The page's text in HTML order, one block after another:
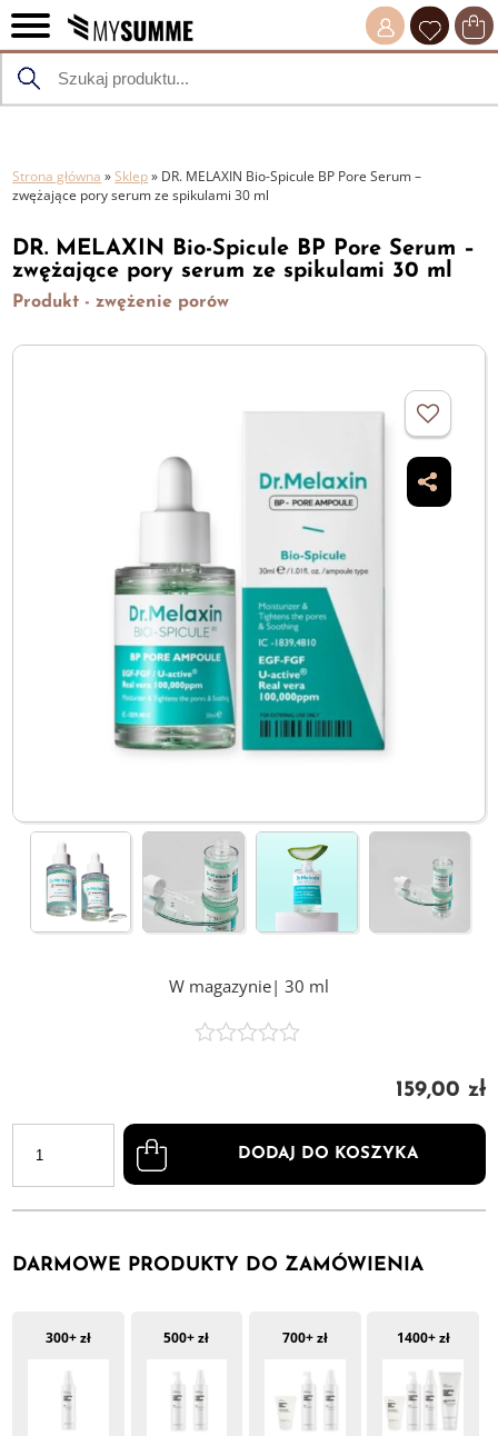
Strona główna »Sklep» DR. MELAXIN Bio-Spicule BP Pore Serum –
zwężające pory serum ze spikulami 30 ml
DR. MELAXIN Bio-Spicule BP Pore Serum –
zwężające pory serum ze spikulami 30 ml
Produkt - zwężenie porów
W magazynie| 30 ml
159,00 zł
DR.
Pore
zwężające
spikulami
DODAJ DO KOSZYKA
DARMOWE PRODUKTY DO ZAMÓWIENIA
300+ zł 500+ zł 700+ zł 1400+ zł